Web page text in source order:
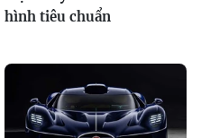
hình tiêu chuẩn